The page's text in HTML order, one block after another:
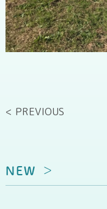
< PREVIOUS
NEW